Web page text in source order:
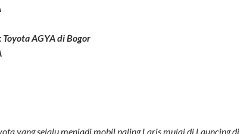
AGYA di Bogor
yang selalu menjadi mobil paling Laris mulai di Launcing di